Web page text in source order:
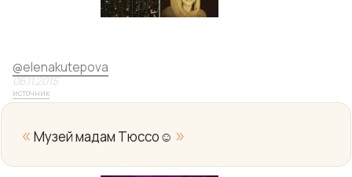
@elenakutepova
06.11.2015
источник
« Музей мадам Тюссо☺️ »